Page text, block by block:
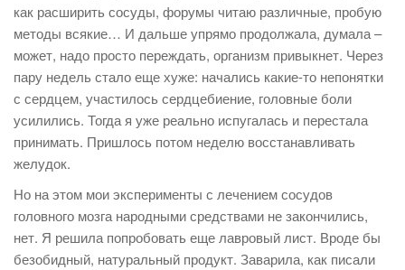
как расширить сосуды, форумы читаю различные, пробую
методы всякие… И дальше упрямо продолжала, думала –
может, надо просто переждать, организм привыкнет. Через
пару недель стало еще хуже: начались какие-то непонятки
с сердцем, участилось сердцебиение, головные боли
усилились. Тогда я уже реально испугалась и перестала
принимать. Пришлось потом неделю восстанавливать
желудок.
Но на этом мои эксперименты с лечением сосудов
головного мозга народными средствами не закончились,
нет. Я решила попробовать еще лавровый лист. Вроде бы
безобидный, натуральный продукт. Заварила, как писали